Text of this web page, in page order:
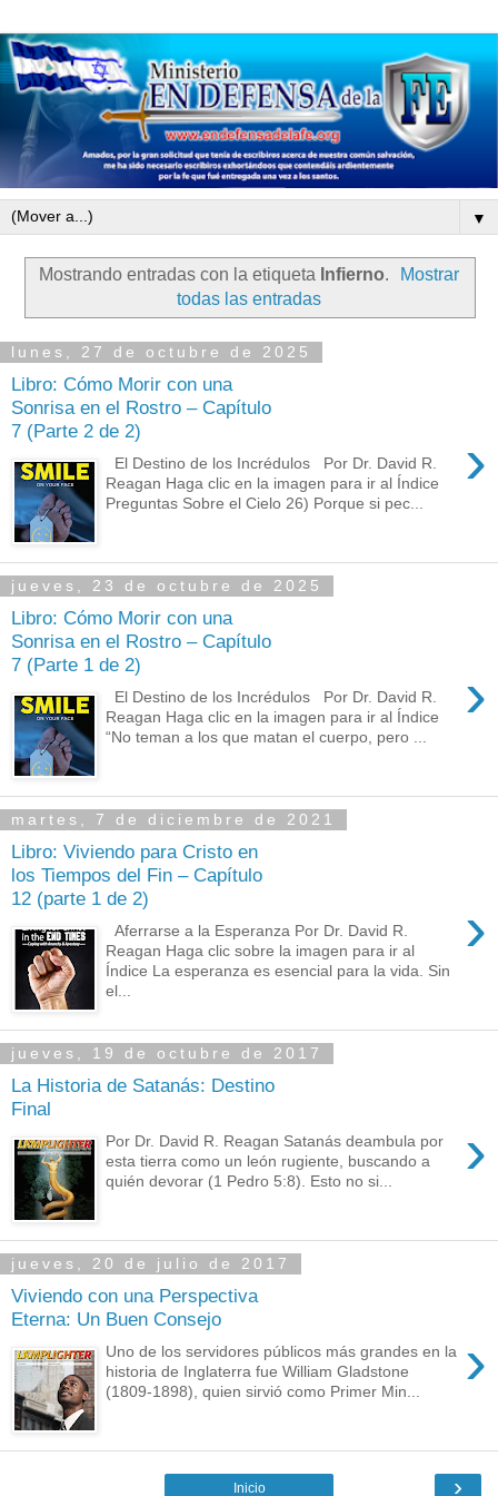
▼
Mostrando entradas con la etiqueta Infierno.
Mostrar
todas las entradas
lunes, 27 de octubre de 2025
Libro: Cómo Morir con una
Sonrisa en el Rostro – Capítulo
7 (Parte 2 de 2)
›
El Destino de los Incrédulos Por Dr. David R.
Reagan Haga clic en la imagen para ir al Índice
Preguntas Sobre el Cielo 26) Porque si pec...
jueves, 23 de octubre de 2025
Libro: Cómo Morir con una
Sonrisa en el Rostro – Capítulo
7 (Parte 1 de 2)
›
El Destino de los Incrédulos Por Dr. David R.
Reagan Haga clic en la imagen para ir al Índice
“No teman a los que matan el cuerpo, pero ...
martes, 7 de diciembre de 2021
Libro: Viviendo para Cristo en
los Tiempos del Fin – Capítulo
12 (parte 1 de 2)
›
Aferrarse a la Esperanza Por Dr. David R.
Reagan Haga clic sobre la imagen para ir al
Índice La esperanza es esencial para la vida. Sin
el...
jueves, 19 de octubre de 2017
La Historia de Satanás: Destino
Final
›
Por Dr. David R. Reagan Satanás deambula por
esta tierra como un león rugiente, buscando a
quién devorar (1 Pedro 5:8). Esto no si...
jueves, 20 de julio de 2017
Viviendo con una Perspectiva
Eterna: Un Buen Consejo
›
Uno de los servidores públicos más grandes en la
historia de Inglaterra fue William Gladstone
(1809-1898), quien sirvió como Primer Min...
›
Inicio